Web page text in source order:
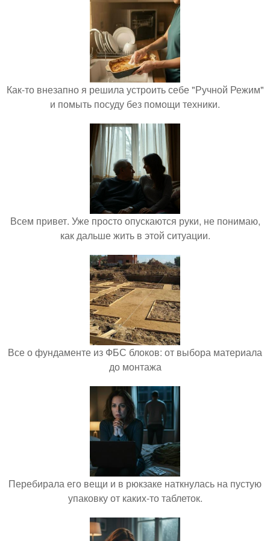
Как-то внезапно я решила устроить себе "Ручной Режим"
и помыть посуду без помощи техники.
Всем привет. Уже просто опускаются руки, не понимаю,
как дальше жить в этой ситуации.
Все о фундаменте из ФБС блоков: от выбора материала
до монтажа
Перебирала его вещи и в рюкзаке наткнулась на пустую
упаковку от каких-то таблеток.